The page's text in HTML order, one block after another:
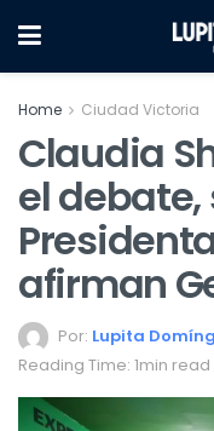
Home Ciudad Victoria
Claudia
el
afirman
Por: Lupita
Reading Time: 1min read